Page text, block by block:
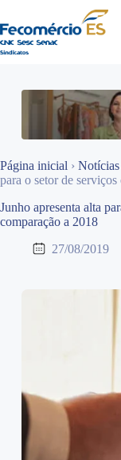
para
o
conteúdo
Página inicial › Notícias
para o setor de
Junho apresenta alta
comparação a 2018
27/08/2019